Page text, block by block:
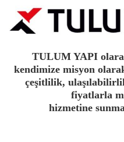
TULUM YAPI
kendimize misyon
çeşitlilik,
fiyatlarla
hizmetine